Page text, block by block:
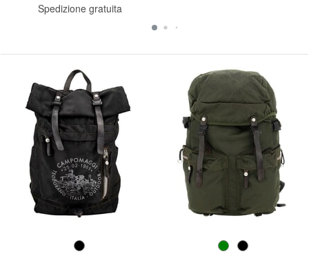
Spedizione gratuita